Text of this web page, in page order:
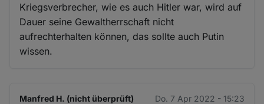
Kriegsverbrecher, wie es auch Hitler war, wird auf
Dauer seine Gewaltherrschaft nicht
aufrechterhalten können, das sollte auch Putin
wissen.
Manfred H. (nicht überprüft) Do. 7 Apr 2022 - 15:23